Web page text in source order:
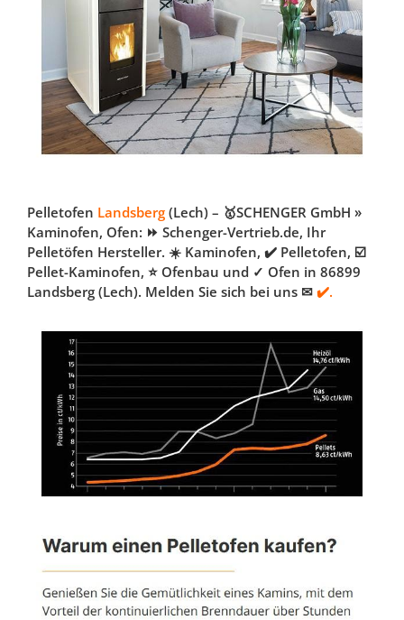
Pelletofen Landsberg (Lech) – 🥇SCHENGER GmbH »
Kaminofen, Ofen: ⏩ Schenger-Vertrieb.de, Ihr
Pelletöfen Hersteller. ☀️ Kaminofen, ✔️ Pelletofen, ☑️
Pellet-Kaminofen, ⭐ Ofenbau und ✓ Ofen in 86899
Landsberg (Lech). Melden Sie sich bei uns ✉ ✔️.